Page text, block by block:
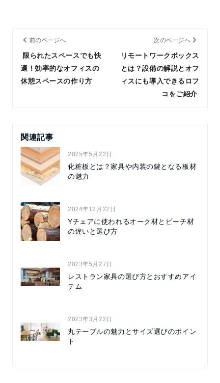
前のページへ
限られたスペースでも快
適！効率的なオフィスの
休憩スペースの作り方
次のページへ
リモートワークボックス
とは？設備の解説とオフ
ィスにも導入できるロフ
コをご紹介
関連記事
2025年5月22日
化粧板とは？家具や内装の鍵となる板材
の魅力
2024年12月22日
Yチェアに使われるオーク材とビーチ材
の違いと選び方
2023年5月27日
レストラン家具の選び方とおすすめアイ
テム
2023年3月22日
丸テーブルの魅力とサイズ選びのポイン
ト